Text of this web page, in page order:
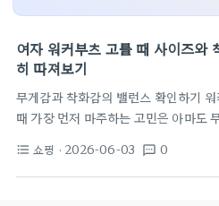
여자 워커부츠 고를 때 사이즈와
히 따져보기
무게감과 착화감의 밸런스 확인하기
때 가장 먼저 마주하는 고민은 아마도
발목과 무릎에 피로가 쌓이는 경험을 하
보통 가죽 소재의 워커는 초반에 길들
format_list_bulleted 쇼핑 · 2026-06-03 textsms 0